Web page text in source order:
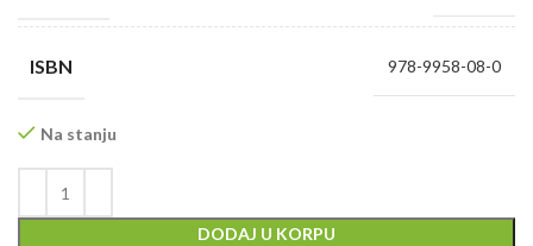
ISBN 978-9958-08-0
Na stanju
DODAJ U KORPU